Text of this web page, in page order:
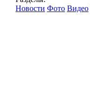
Новости Фото Видео